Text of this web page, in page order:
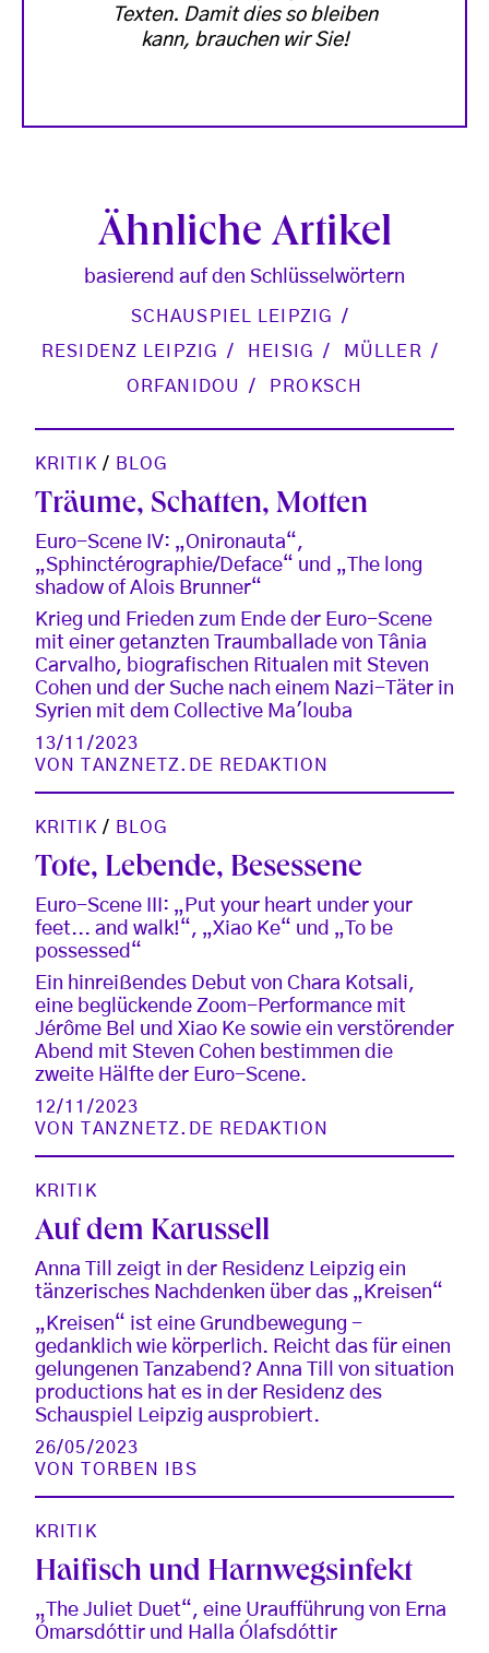
Texten. Damit dies so bleiben
kann, brauchen wir Sie!
Ähnliche Artikel
basierend auf den Schlüsselwörtern
SCHAUSPIEL LEIPZIG
RESIDENZ LEIPZIG
HEISIG
MÜLLER
ORFANIDOU
PROKSCH
KRITIK / BLOG
Träume, Schatten, Motten
Euro-Scene IV: „Onironauta“,
„Sphinctérographie/Deface“ und „The long
shadow of Alois Brunner“
Krieg und Frieden zum Ende der Euro-Scene
mit einer getanzten Traumballade von Tânia
Carvalho, biografischen Ritualen mit Steven
Cohen und der Suche nach einem Nazi-Täter in
Syrien mit dem Collective Ma'louba
13/11/2023
VON
TANZNETZ.DE REDAKTION
KRITIK / BLOG
Tote, Lebende, Besessene
Euro-Scene III: „Put your heart under your
feet... and walk!“, „Xiao Ke“ und „To be
possessed“
Ein hinreißendes Debut von Chara Kotsali,
eine beglückende Zoom-Performance mit
Jérôme Bel und Xiao Ke sowie ein verstörender
Abend mit Steven Cohen bestimmen die
zweite Hälfte der Euro-Scene.
12/11/2023
VON
TANZNETZ.DE REDAKTION
KRITIK
Auf dem Karussell
Anna Till zeigt in der Residenz Leipzig ein
tänzerisches Nachdenken über das „Kreisen“
„Kreisen“ ist eine Grundbewegung -
gedanklich wie körperlich. Reicht das für einen
gelungenen Tanzabend? Anna Till von situation
productions hat es in der Residenz des
Schauspiel Leipzig ausprobiert.
26/05/2023
VON
TORBEN IBS
KRITIK
Haifisch und Harnwegsinfekt
„The Juliet Duet“, eine Uraufführung von Erna
Ómarsdóttir und Halla Ólafsdóttir